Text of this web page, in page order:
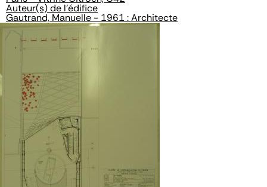
Auteur(s) de l'édifice
Gautrand, Manuelle - 1961 : Architecte